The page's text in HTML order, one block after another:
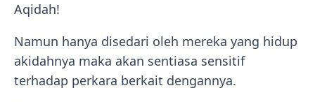
Aqidah!
Namun hanya disedari oleh mereka yang hidup
akidahnya maka akan sentiasa sensitif
terhadap perkara berkait dengannya.